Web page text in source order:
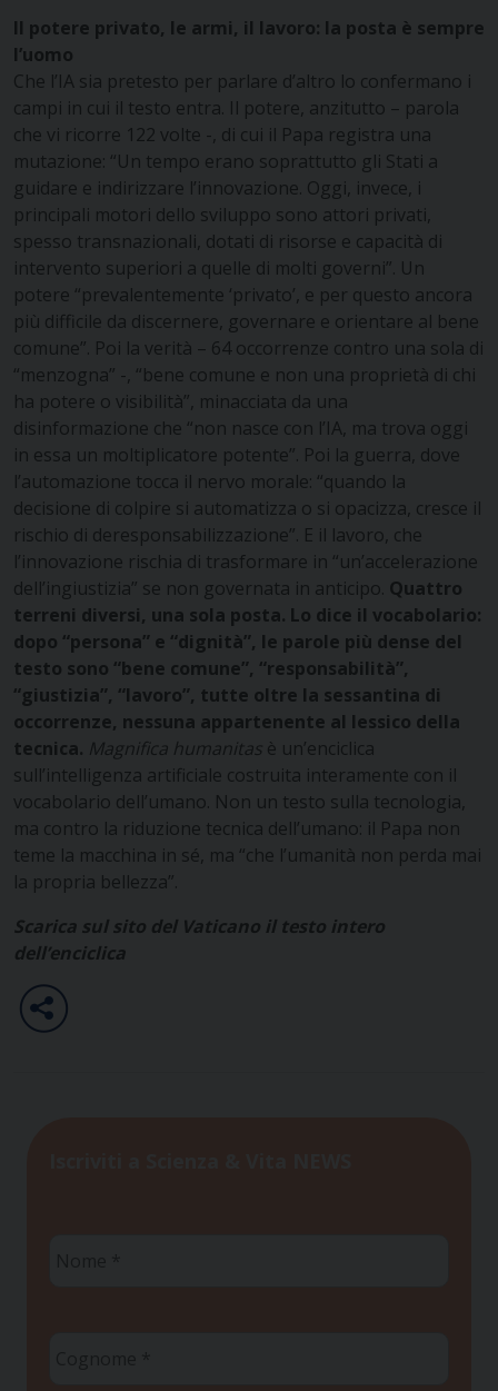
Il potere privato, le armi, il lavoro: la posta è sempre
l’uomo
Che l’IA sia pretesto per parlare d’altro lo confermano i
campi in cui il testo entra. Il potere, anzitutto – parola
che vi ricorre 122 volte -, di cui il Papa registra una
mutazione: “Un tempo erano soprattutto gli Stati a
guidare e indirizzare l’innovazione. Oggi, invece, i
principali motori dello sviluppo sono attori privati,
spesso transnazionali, dotati di risorse e capacità di
intervento superiori a quelle di molti governi”. Un
potere “prevalentemente ‘privato’, e per questo ancora
più difficile da discernere, governare e orientare al bene
comune”. Poi la verità – 64 occorrenze contro una sola di
“menzogna” -, “bene comune e non una proprietà di chi
ha potere o visibilità”, minacciata da una
disinformazione che “non nasce con l’IA, ma trova oggi
in essa un moltiplicatore potente”. Poi la guerra, dove
l’automazione tocca il nervo morale: “quando la
decisione di colpire si automatizza o si opacizza, cresce il
rischio di deresponsabilizzazione”. E il lavoro, che
l’innovazione rischia di trasformare in “un’accelerazione
dell’ingiustizia” se non governata in anticipo. Quattro
terreni diversi, una sola posta. Lo dice il vocabolario:
dopo “persona” e “dignità”, le parole più dense del
testo sono “bene comune”, “responsabilità”,
“giustizia”, “lavoro”, tutte oltre la sessantina di
occorrenze, nessuna appartenente al lessico della
tecnica. Magnifica humanitas è un’enciclica
sull’intelligenza artificiale costruita interamente con il
vocabolario dell’umano. Non un testo sulla tecnologia,
ma contro la riduzione tecnica dell’umano: il Papa non
teme la macchina in sé, ma “che l’umanità non perda mai
la propria bellezza”.
Scarica sul sito del Vaticano il testo intero
dell’enciclica